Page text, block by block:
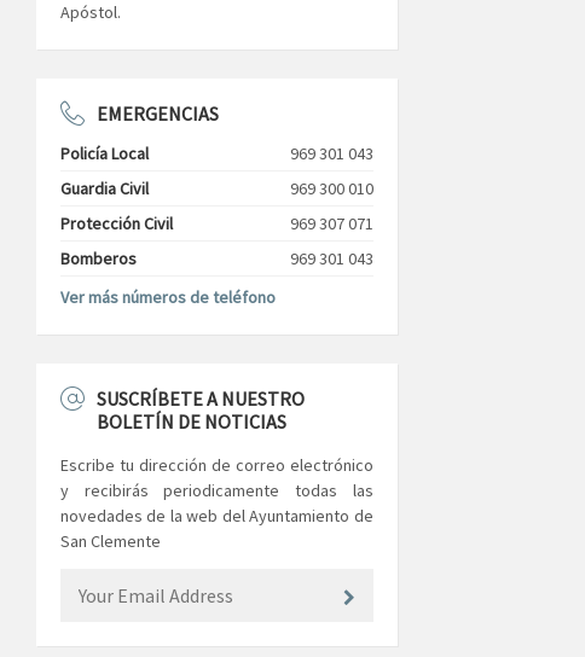
Apóstol.
EMERGENCIAS
Policía Local
969 301 043
Guardia Civil
969 300 010
Protección Civil
969 307 071
Bomberos
969 301 043
Ver más números de teléfono
SUSCRÍBETE A NUESTRO
BOLETÍN DE NOTICIAS
Escribe tu dirección de correo electrónico
y recibirás periodicamente todas las
novedades de la web del Ayuntamiento de
San Clemente